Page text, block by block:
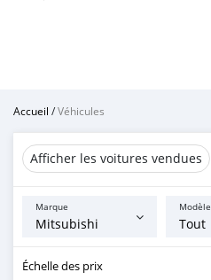
Accueil /Véhicules
Afficher les voitures vendues
Marque Modèle
Échelle des prix